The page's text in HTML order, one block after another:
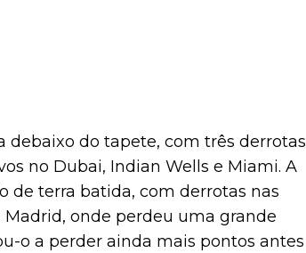
debaixo do tapete, com três derrotas
no Dubai, Indian Wells e Miami. A
de terra batida, com derrotas nas
onde perdeu uma grande
o a perder ainda mais pontos antes